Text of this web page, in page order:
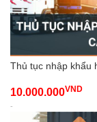
Thủ tục nhập khẩu
10.000.000VND
-